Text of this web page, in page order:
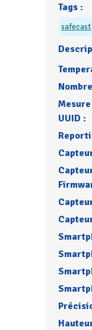
Tags :
safecast
Mesure
UUID :